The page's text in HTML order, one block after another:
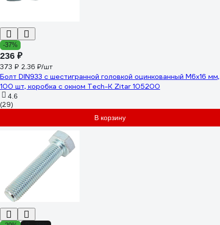
-37%
236 ₽
373 ₽ 2.36 ₽/шт
Болт DIN933 с шестигранной головкой оцинкованный М6x16 мм,
100 шт, коробка с окном Tech-K Zitar 105200
4.6
(29)
В корзину